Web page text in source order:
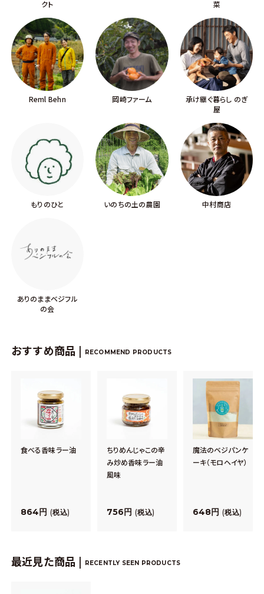
クト
菜
Reml Behn 岡崎ファーム
承け継ぐ暮らし のぎ
屋
もりのひと いのちの土の農園 中村商店
ありのままベジフル
の会
おすすめ商品 | RECOMMEND PRODUCTS
食べる香味ラー油
864 税込
ちりめんじゃこの辛
み炒め香味ラー油
風味
756 税込
魔法のベジパンケ
ーキ（モロヘイヤ）
648 税込
最近見た商品 | RECENTLY SEEN PRODUCTS